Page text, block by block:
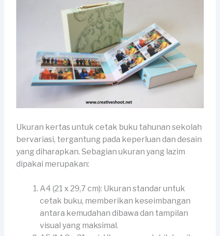
Ukuran kertas untuk cetak buku tahunan sekolah
bervariasi, tergantung pada keperluan dan desain
yang diharapkan. Sebagian ukuran yang lazim
dipakai merupakan:
A4 (21 x 29,7 cm): Ukuran standar untuk
cetak buku, memberikan keseimbangan
antara kemudahan dibawa dan tampilan
visual yang maksimal.